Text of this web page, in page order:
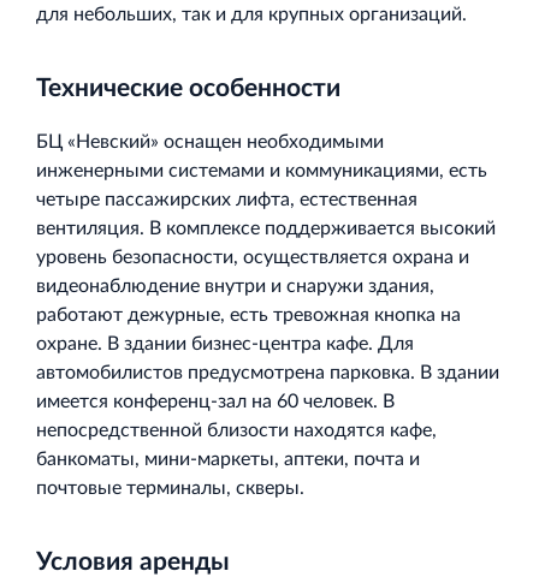
для небольших, так и для крупных организаций.
Технические особенности
БЦ «Невский» оснащен необходимыми
инженерными системами и коммуникациями, есть
четыре пассажирских лифта, естественная
вентиляция. В комплексе поддерживается высокий
уровень безопасности, осуществляется охрана и
видеонаблюдение внутри и снаружи здания,
работают дежурные, есть тревожная кнопка на
охране. В здании бизнес-центра кафе. Для
автомобилистов предусмотрена парковка. В здании
имеется конференц-зал на 60 человек. В
непосредственной близости находятся кафе,
банкоматы, мини-маркеты, аптеки, почта и
почтовые терминалы, скверы.
Условия аренды